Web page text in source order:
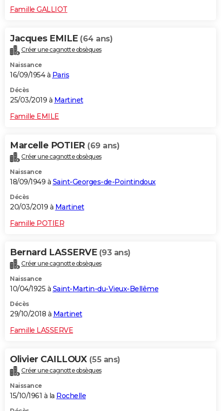
Famille GALLIOT
Jacques EMILE (64 ans)
Créer une cagnotte obsèques
Naissance
16/09/1954 à Paris
Décès
25/03/2019 à Martinet
Famille EMILE
Marcelle POTIER (69 ans)
Créer une cagnotte obsèques
Naissance
18/09/1949 à Saint-Georges-de-Pointindoux
Décès
20/03/2019 à Martinet
Famille POTIER
Bernard LASSERVE (93 ans)
Créer une cagnotte obsèques
Naissance
10/04/1925 à Saint-Martin-du-Vieux-Bellême
Décès
29/10/2018 à Martinet
Famille LASSERVE
Olivier CAILLOUX (55 ans)
Créer une cagnotte obsèques
Naissance
15/10/1961 à la Rochelle